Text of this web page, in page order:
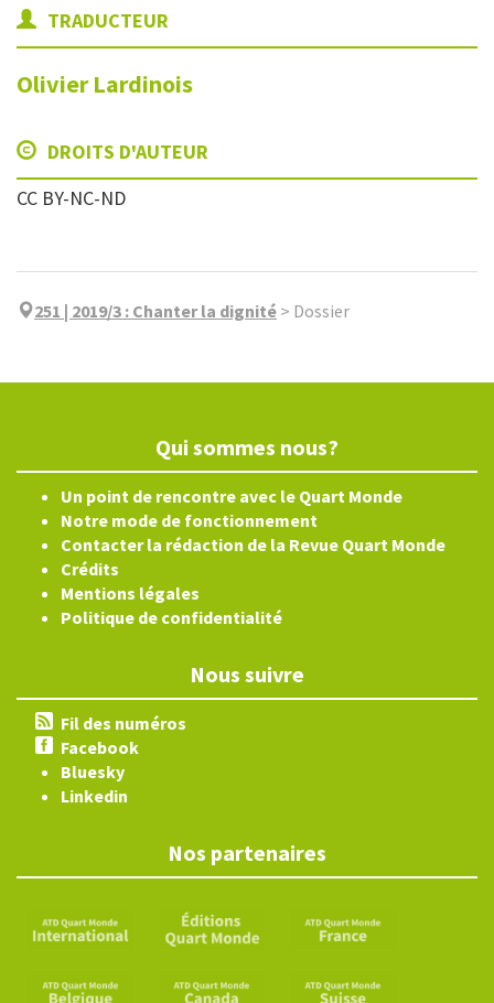
TRADUCTEUR
OlivierLardinois
DROITS D'AUTEUR
CC BY-NC-ND
251 | 2019/3 : Chanter la dignité > Dossier
Qui sommes nous?
Un point de rencontre avec le Quart Monde
Notre mode de fonctionnement
Contacter la rédaction de la Revue Quart Monde
Crédits
Mentions légales
Politique de confidentialité
Nous suivre
Fil des numéros
Facebook
Bluesky
Linkedin
Nos partenaires